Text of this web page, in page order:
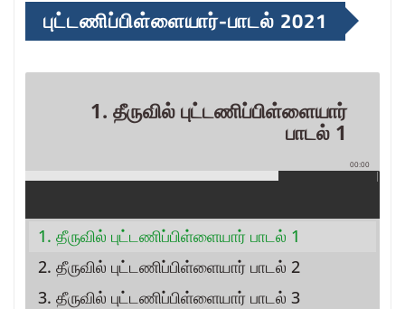
புட்டணிப்பிள்ளையார்-பாடல் 2021
1. தீருவில் புட்டணிப்பிள்ளையார்
பாடல் 1
00:00
1. தீருவில் புட்டணிப்பிள்ளையார் பாடல் 1
2. தீருவில் புட்டணிப்பிள்ளையார் பாடல் 2
3. தீருவில் புட்டணிப்பிள்ளையார் பாடல் 3